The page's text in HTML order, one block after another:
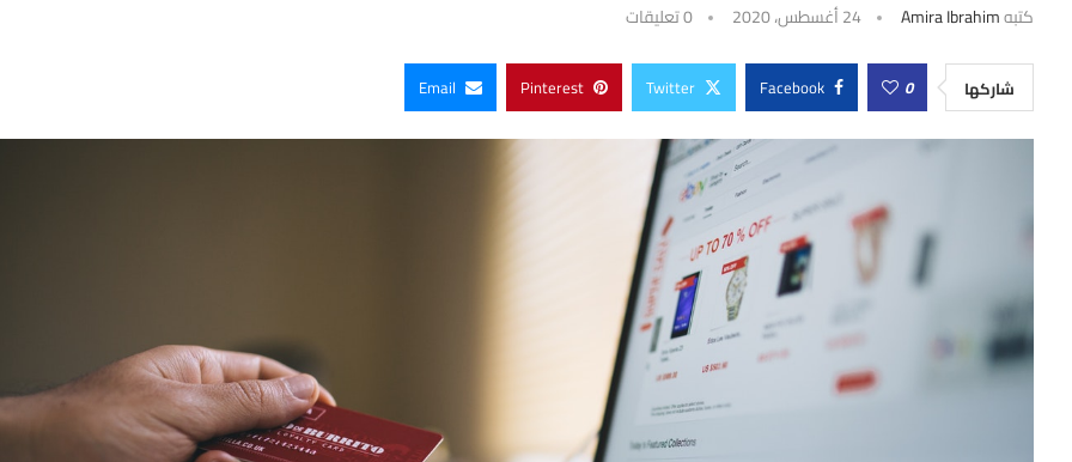
كتبهAmira Ibrahim 24 أغسطس، 2020 0 تعليقات
شاركها 0
Facebook
Twitter
Pinterest
Email